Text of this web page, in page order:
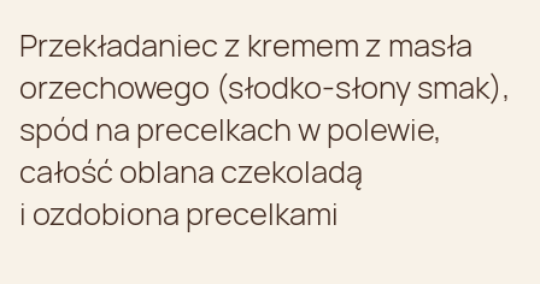
Przekładaniec z kremem z masła
orzechowego (słodko-słony smak),
spód na precelkach w polewie,
całość oblana czekoladą
i ozdobiona precelkami